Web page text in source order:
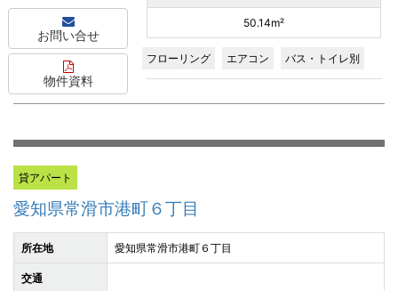
お問い合せ
物件資料
50.14m²
フローリング エアコン バス・トイレ別
貸アパート
愛知県常滑市港町６丁目
所在地 愛知県常滑市港町６丁目
交通